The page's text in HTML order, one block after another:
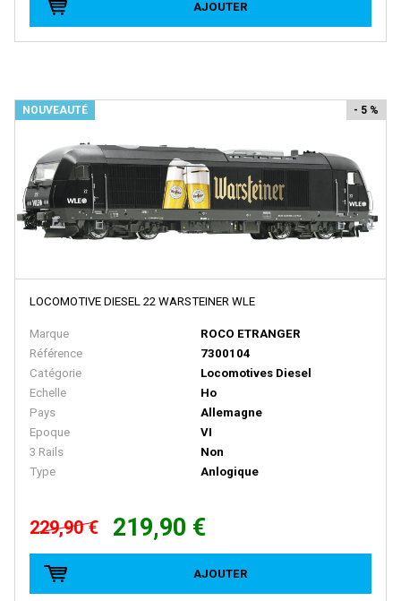
EURO MODELL
EXACTRAIL
Faller
Ferfyx
FERRO TRAIN
FISCHER
FRADIS - Marque Disparue, Finition Années 70
FRANCE TRAINS - Marque Disparue
FRATESCHI
FULGUREX
GABOR
GENESIS
GILLKIT
GRAHAM FARISH
AJOUTER
NOUVEAUTÉ
LOCOMOTIVE DIESEL 22 WARSTEINER WLE
Marque
ROCO ETRANGER
Référence
7300104
Catégorie
Locomotives Diesel
Echelle
Ho
Pays
Allemagne
Epoque
VI
3 Rails
Non
Type
Anlogique
- 5 %
229,90 € 219,90 €
AJOUTER